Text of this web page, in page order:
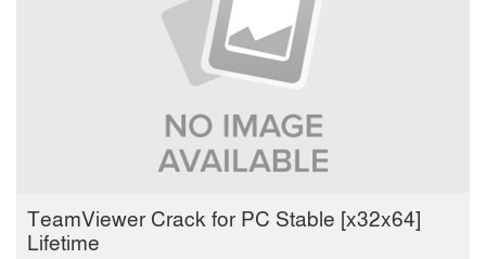
TeamViewer Crack for PC Stable [x32x64]
Lifetime